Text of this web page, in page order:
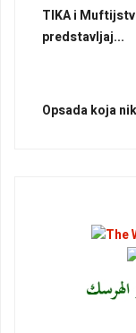
TIKA i
predstavljaj...
Opsada koja